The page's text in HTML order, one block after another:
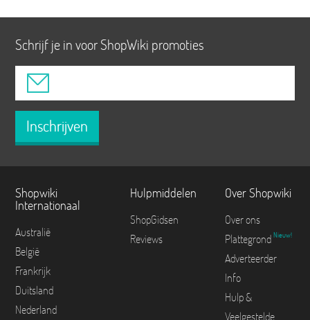
Schrijf je in voor ShopWiki promoties
Inschrijven
Shopwiki
Internationaal
Australië
België
Frankrijk
Duitsland
Nederland
Hulpmiddelen
ShopGidsen
Reviews
Over Shopwiki
Over ons
Plattegrond Nieuw!
Adverteerder
Info
Hulp &
Veelgestelde